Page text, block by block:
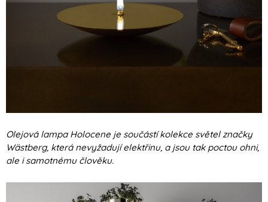
Olejová lampa Holocene je součástí kolekce světel značky
Wästberg, která nevyžadují elektřinu, a jsou tak poctou ohni,
ale i samotnému člověku.